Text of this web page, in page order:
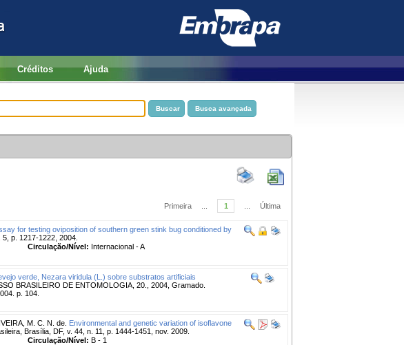
Créditos Ajuda
Primeira 1 Última
for testing oviposition of southern green stink bug conditioned by
p. 1217-1222, 2004.
Circulação/Nível: Internacional - A
verde, Nezara viridula (L.) sobre substratos artificiais
BRASILEIRO DE ENTOMOLOGIA, 20., 2004, Gramado.
p. 104.
M. C. N. de. Environmental and genetic variation of isoflavone
Brasília, DF, v. 44, n. 11, p. 1444-1451, nov. 2009.
Circulação/Nível: B - 1